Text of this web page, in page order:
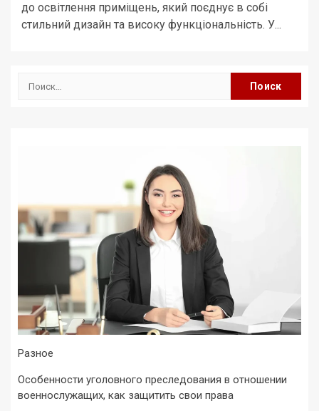
до освітлення приміщень, який поєднує в собі
стильний дизайн та високу функціональність. У...
Найти:
Разное
Особенности уголовного преследования в отношении
военнослужащих, как защитить свои права